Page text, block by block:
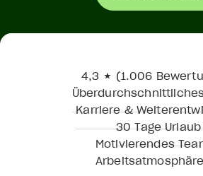
4,3 ★ (1.006
Karriere &
30 Tage Urlaub
Motivierendes
Arbeitsatmosphäre